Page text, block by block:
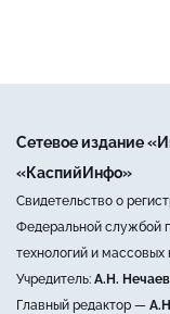
Сетевое издание
«КаспийИнфо»
Свидетельство о
Федеральной службой
технологий и
Учредитель: А.Н. Нечаев
Главный редактор —